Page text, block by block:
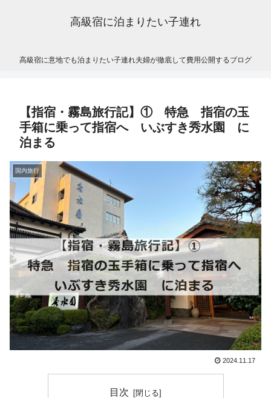
高級宿に泊まりたい子連れ
高級宿に意地でも泊まりたい子連れ夫婦が徹底して費用公開するブログ
【指宿・霧島旅行記】① 特急 指宿の玉
手箱に乗って指宿へ いぶすき秀水園 に
泊まる
国内旅行
2024.11.17
目次